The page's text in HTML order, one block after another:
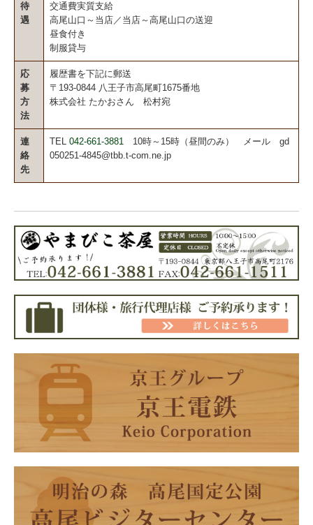
待
遇
交通費実質支給
高尾山口～当店／当店～高尾山口の送迎
昼食付き
制服貸与
応
募
方
法
履歴書を下記に郵送
〒193-0844 八王子市高尾町1675番地
株式会社 たかおさん 松村宛
連
絡
先
TEL 042-661-3881 10時～15時（昼間のみ） メール gd
050251-4845@tbb.t-com.ne.jp